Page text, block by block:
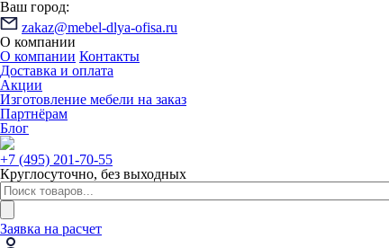
Ваш город:
zakaz@mebel-dlya-ofisa.ru
О компании
О компании Контакты
Доставка и оплата
Акции
Изготовление мебели на заказ
Партнёрам
Блог
+7 (495) 201-70-55
Круглосуточно, без выходных
Заявка на расчет